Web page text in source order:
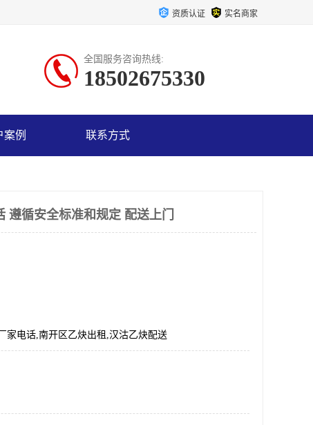
资质认证 实名商家
全国服务咨询热线:
18502675330
案例 联系方式
遵循安全标准和规定 配送上门
家电话,南开区乙炔出租,汉沽乙炔配送